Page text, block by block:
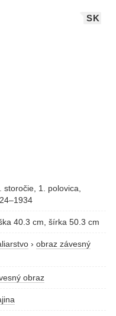
SK
storočie, 1. polovica,
40.3 cm, šírka 50.3 cm
› obraz závesný
obraz